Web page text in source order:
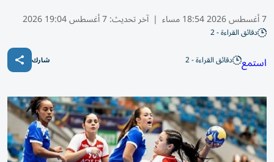
7 أغسطس 2026 18:54 مساء | آخر تحديث:7 أغسطس 19:04 2026
دقائق القراءة - 2
استمع دقائق القراءة - 2 شارك